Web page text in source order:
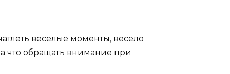
веселые моменты, весело
что обращать внимание при